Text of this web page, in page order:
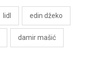
lidl edin džeko
damir mašić